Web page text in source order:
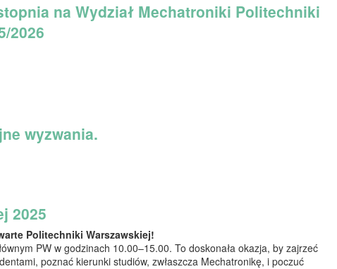
na Wydział Mechatroniki Politechniki
2026
wyzwania.
2025
Politechniki Warszawskiej!
PW w godzinach 10.00–15.00. To doskonała okazja, by zajrzeć
poznać kierunki studiów, zwłaszcza Mechatronikę, i poczuć